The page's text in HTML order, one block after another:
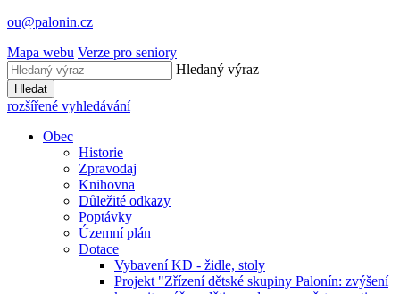
ou@palonin.cz
Mapa webu Verze pro seniory
Hledaný výraz
Hledat
rozšířené vyhledávání
Obec
Historie
Zpravodaj
Knihovna
Důležité odkazy
Poptávky
Územní plán
Dotace
Vybavení KD - židle, stoly
Projekt "Zřízení dětské skupiny Palonín: zvýšení